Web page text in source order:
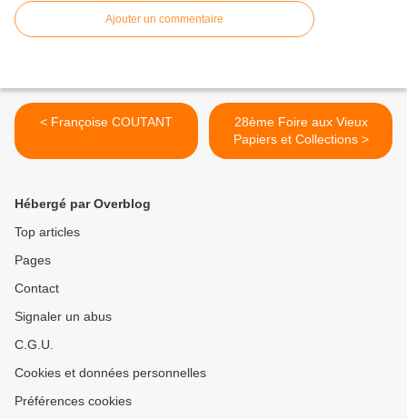
Ajouter un commentaire
< Françoise COUTANT
28ème Foire aux Vieux
Papiers et Collections >
Hébergé par Overblog
Top articles
Pages
Contact
Signaler un abus
C.G.U.
Cookies et données personnelles
Préférences cookies